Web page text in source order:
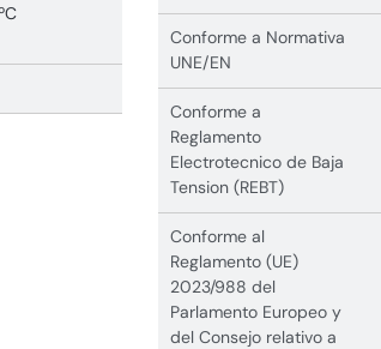
Conforme a Normativa
UNE/EN
Conforme a
Reglamento
Electrotecnico de Baja
Tension (REBT)
Conforme al
Reglamento (UE)
2023/988 del
Parlamento Europeo y
del Consejo relativo a